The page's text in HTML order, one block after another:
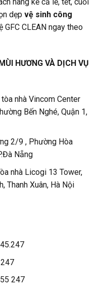
dẹp vệ sinh công
GFC CLEAN ngay theo
HƯƠNG VÀ DỊCH VỤ
nhà Vincom Center
Bến Nghé, Quận 1,
2/9 , Phường Hòa
Nẵng
nhà Licogi 13 Tower,
Thanh Xuân, Hà Nội
247